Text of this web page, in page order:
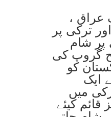
عراق ،
ترکی پر
پر شام
گروپ کی
کو
ایک
میں
کیئے